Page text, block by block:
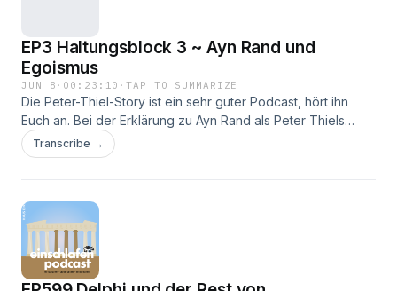
EP3 Haltungsblock 3 ~ Ayn Rand und
Egoismus
JUN 8 · 00:23:10 ·TAP TO SUMMARIZE
Die Peter-Thiel-Story ist ein sehr guter Podcast, hört ihn
Euch an. Bei der Erklärung zu Ayn Rand als Peter Thiels
"Philosophin" sind mir ein bisschen die Augen aufgegangen.
Transcribe →